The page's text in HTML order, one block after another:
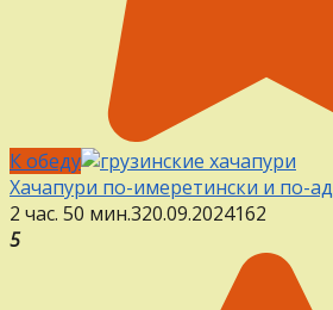
К обеду
Хачапури по-имеретински и по-
2 час. 50 мин.320.09.2024162
5